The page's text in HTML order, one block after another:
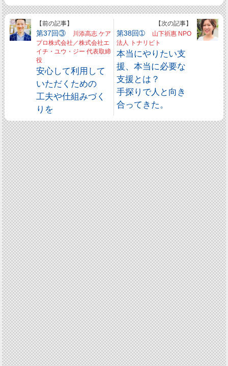
【前の記事】
第37回③
川添高志 ケア
プロ株式会社／株式会社エ
イチ・ユウ・ジー 代表取締
役
安心して利用して
いただくための
工夫や仕組みづく
りを
【次の記事】
第38回➀
山下祈惠 NPO
法人 トナリビト
本当にやりたい支
援、本当に必要な
支援とは？
手探りで人と向き
合ってきた。